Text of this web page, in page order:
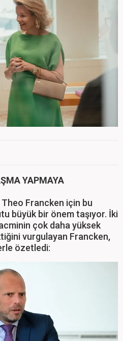
YAPMAYA
Theo Francken için bu
büyük bir önem taşıyor. İki
çok daha yüksek
vurgulayan Francken,
özetledi: